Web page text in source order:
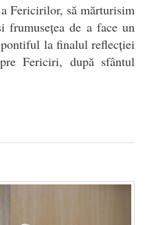
Fericirilor, să mărturisim
frumusețea de a face un
la finalul reflecției
Fericiri, după sfântul